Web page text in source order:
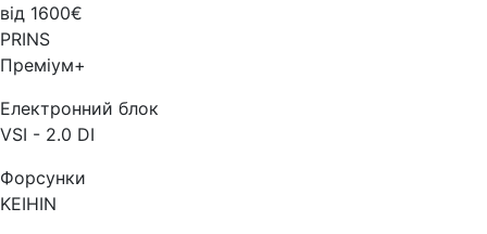
від 1600€
PRINS
Преміум+
Електронний блок
VSI - 2.0 DI
Форсунки
KEIHIN